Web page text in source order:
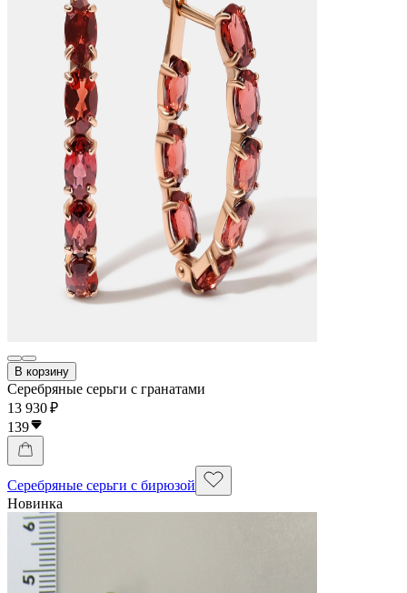
В корзину
Серебряные серьги с гранатами
13 930 ₽
139
Серебряные серьги с бирюзой
Новинка